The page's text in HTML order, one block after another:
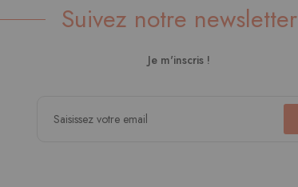
Suivez notre newsletter
Je m'inscris !